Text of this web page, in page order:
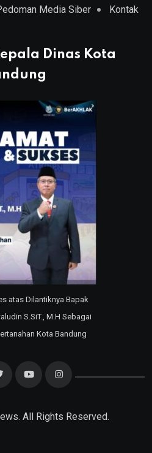
Media Siber Kontak
Dinas Kota
atas Dilantiknya Bapak
S.SiT., M.H Sebagai
Kota Bandung
. All Rights Reserved.